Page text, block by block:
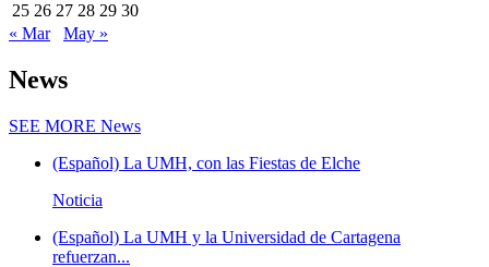
25 26 27 28 29 30
« Mar
May »
News
SEE MORE News
(Español) La UMH, con las Fiestas de Elche
Noticia
(Español) La UMH y la Universidad de Cartagena
refuerzan...